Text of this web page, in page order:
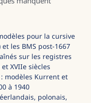
et les variations
manquent
pour la cursive
les BMS post-1667
sur les registres
XVIIe siècles
modèles Kurrent et